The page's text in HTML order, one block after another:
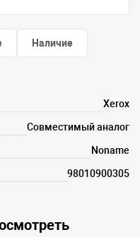
Наличие
Xerox
Совместимый аналог
Noname
98010900305